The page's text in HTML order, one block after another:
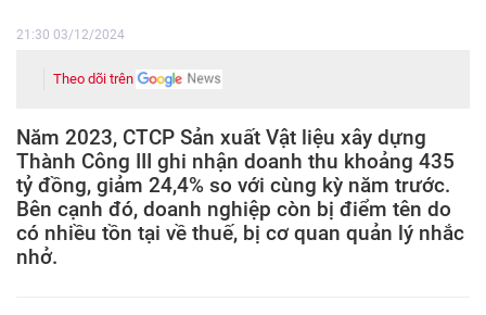
21:30 03/12/2024
Theo dõi trên
Năm 2023, CTCP Sản xuất Vật liệu xây dựng
Thành Công III ghi nhận doanh thu khoảng 435
tỷ đồng, giảm 24,4% so với cùng kỳ năm trước.
Bên cạnh đó, doanh nghiệp còn bị điểm tên do
có nhiều tồn tại về thuế, bị cơ quan quản lý nhắc
nhở.